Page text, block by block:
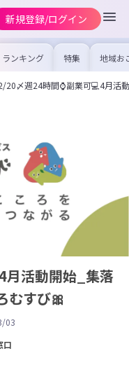
新規登録/ログイン
ランキング 特集 地域お
の求
を集め
事内容
を比較
20〆週24時間⌚副業可💻4月活
月活動開始_集落
むすび🎀
03
口